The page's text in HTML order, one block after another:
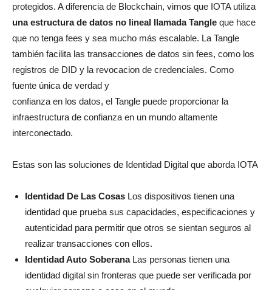
protegidos. A diferencia de Blockchain, vimos que IOTA utiliza
una estructura de datos no lineal llamada Tangle que hace
que no tenga fees y sea mucho más escalable. La Tangle
también facilita las transacciones de datos sin fees, como los
registros de DID y la revocacion de credenciales. Como
fuente única de verdad y
confianza en los datos, el Tangle puede proporcionar la
infraestructura de confianza en un mundo altamente
interconectado.
Estas son las soluciones de Identidad Digital que aborda IOTA
Identidad De Las Cosas Los dispositivos tienen una
identidad que prueba sus capacidades, especificaciones y
autenticidad para permitir que otros se sientan seguros al
realizar transacciones con ellos.
Identidad Auto Soberana Las personas tienen una
identidad digital sin fronteras que puede ser verificada por